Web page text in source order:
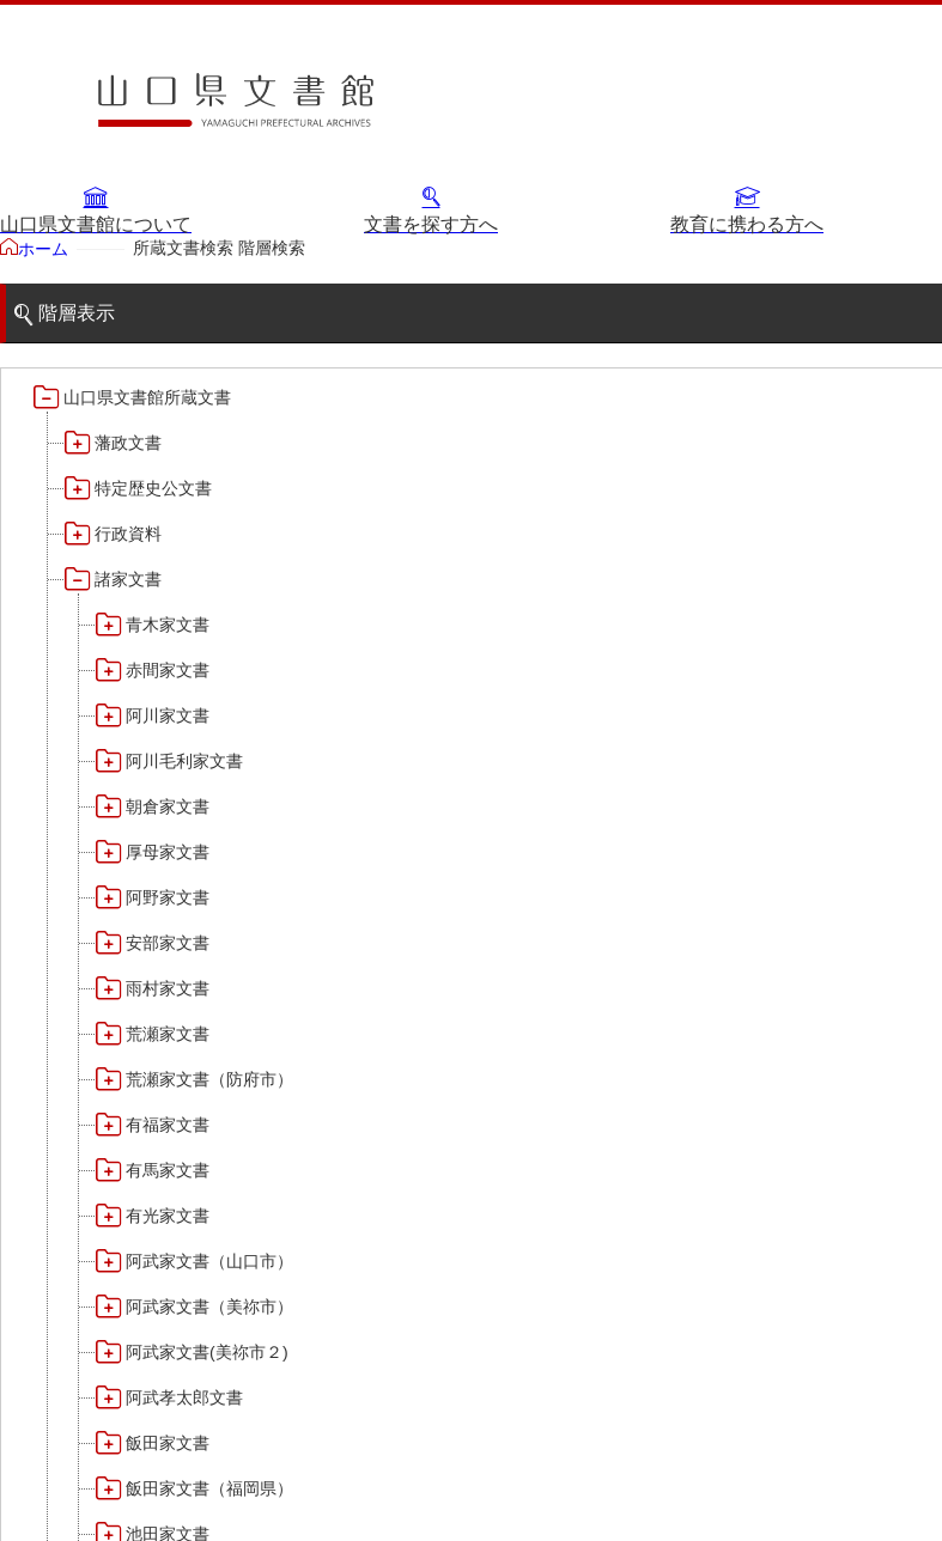
山口県文書館について 文書を探す方へ 教育に携わる方へ
ホーム 所蔵文書検索 階層検索
階層表示
山口県文書館所蔵文書
藩政文書
特定歴史公文書
行政資料
諸家文書
青木家文書
赤間家文書
阿川家文書
阿川毛利家文書
朝倉家文書
厚母家文書
阿野家文書
安部家文書
雨村家文書
荒瀬家文書
荒瀬家文書（防府市）
有福家文書
有馬家文書
有光家文書
阿武家文書（山口市）
阿武家文書（美祢市）
阿武家文書(美祢市２)
阿武孝太郎文書
飯田家文書
飯田家文書（福岡県）
池田家文書